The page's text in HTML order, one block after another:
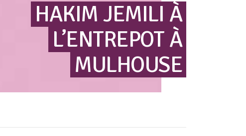
HAKIM JEMILI À
L’ENTREPOT À
MULHOUSE